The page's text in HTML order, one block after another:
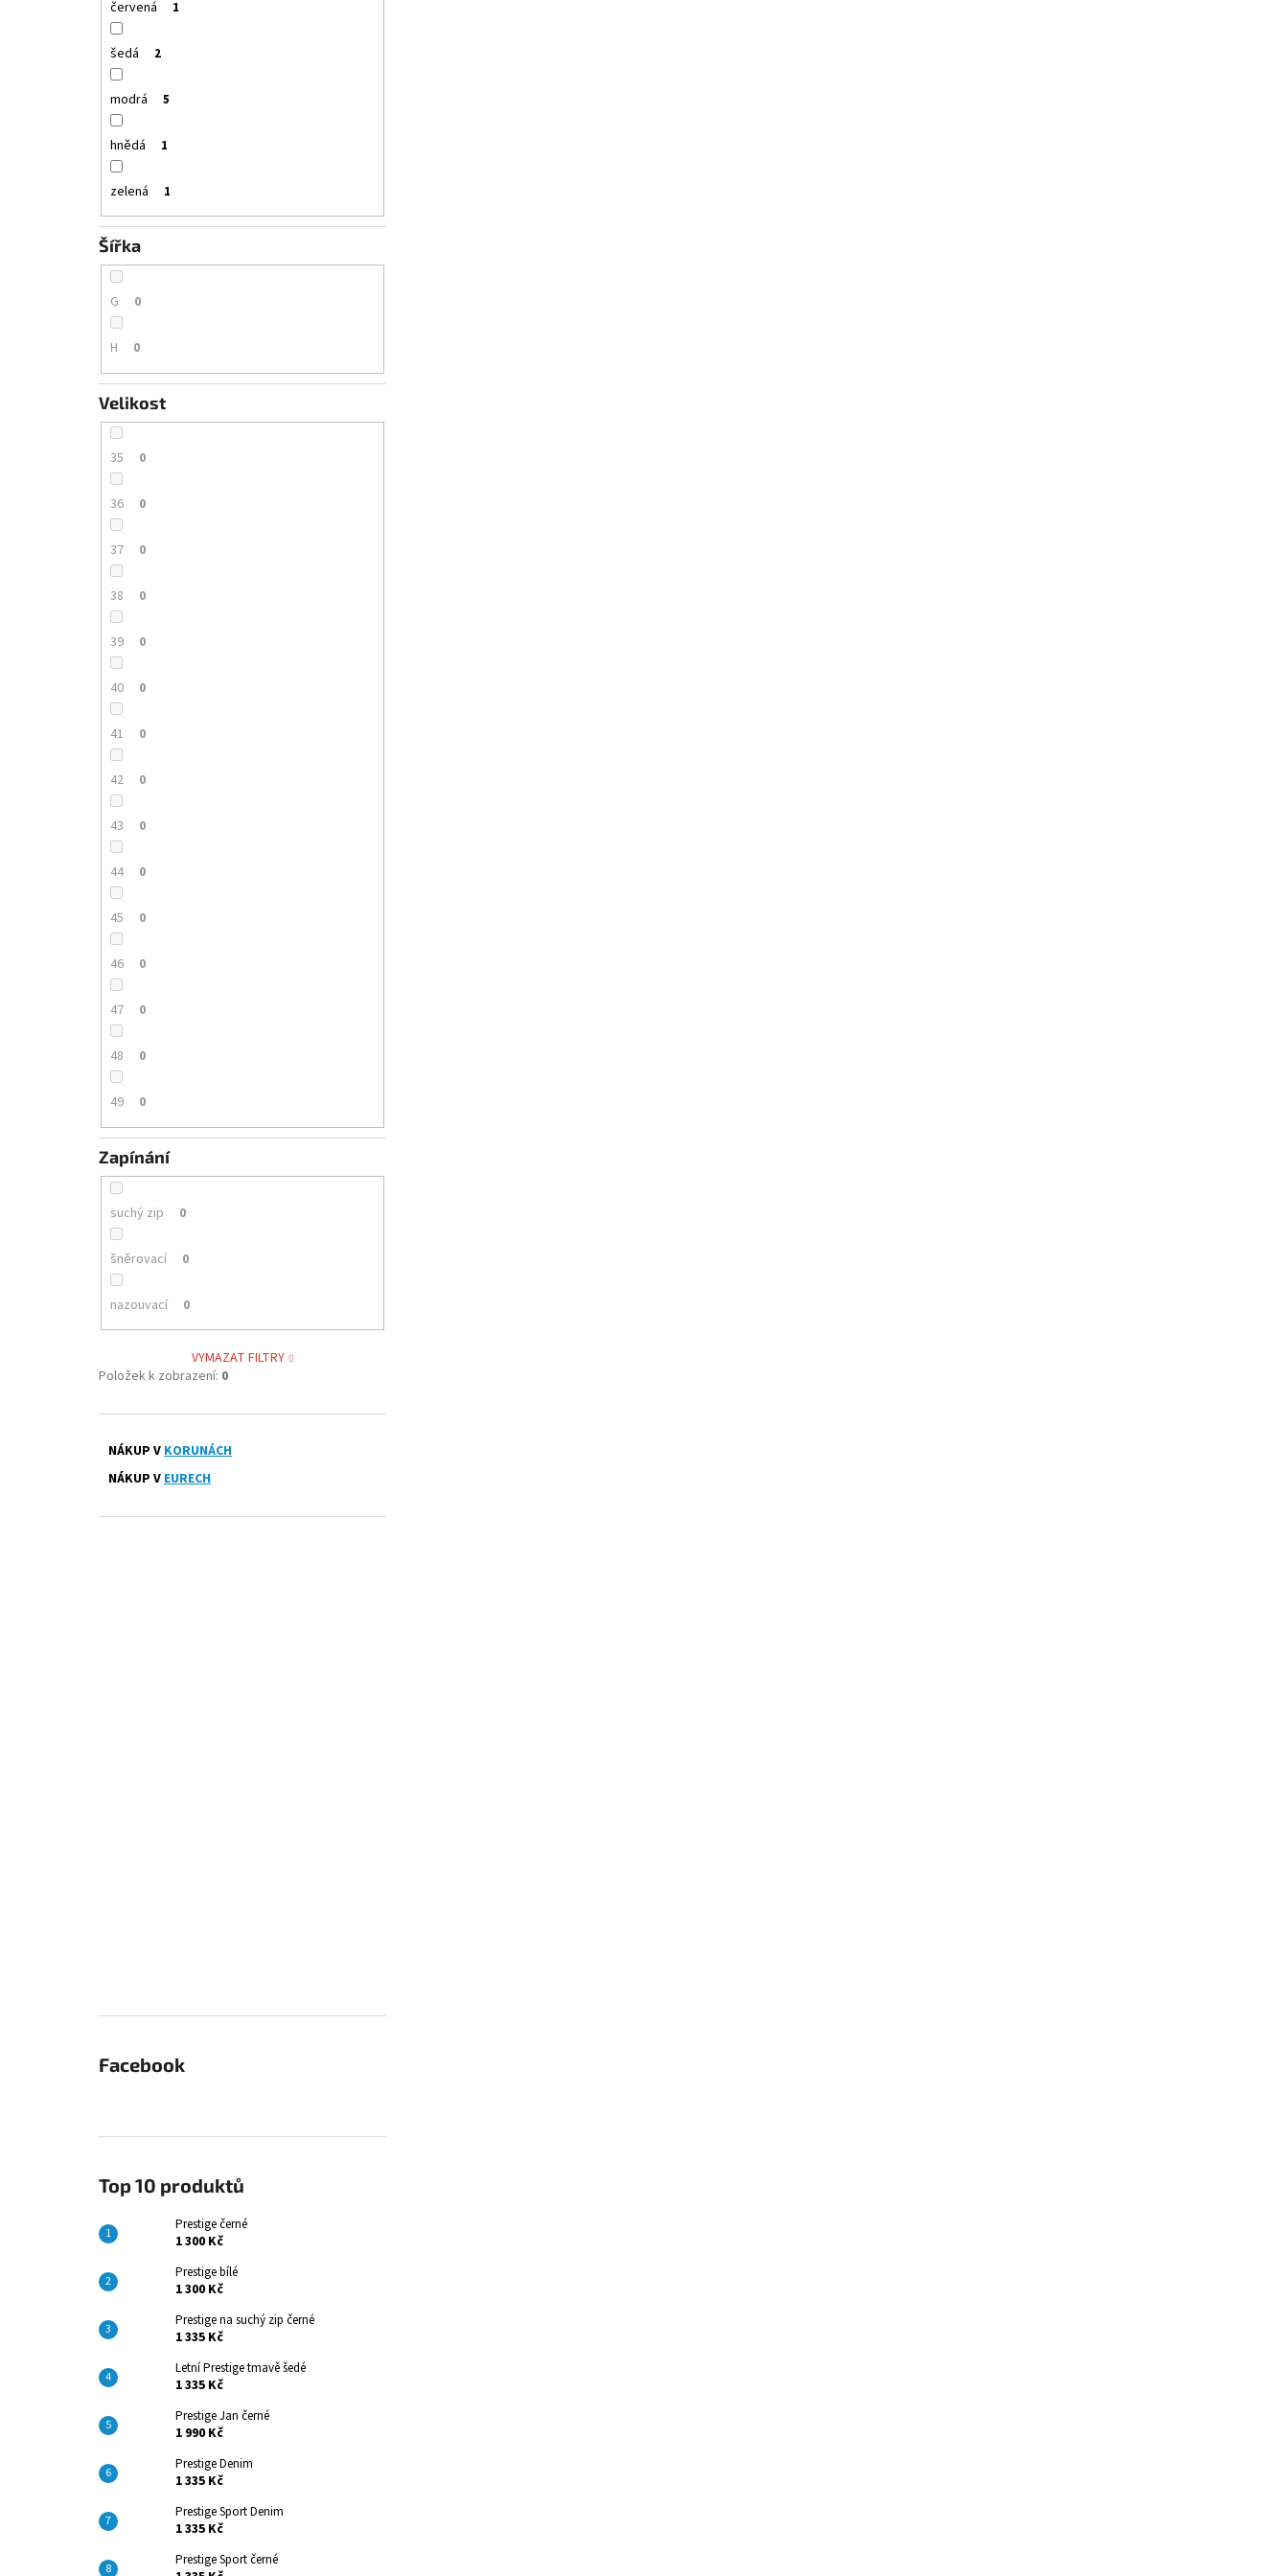
červená 1
šedá 2
modrá 5
hnědá 1
zelená 1
Šířka
G 0
H 0
Velikost
35 0
36 0
37 0
38 0
39 0
40 0
41 0
42 0
43 0
44 0
45 0
46 0
47 0
48 0
49 0
Zapínání
suchý zip 0
šněrovací 0
nazouvací 0
VYMAZAT FILTRY
Položek k zobrazení: 0
NÁKUP VKORUNÁCH
NÁKUP VEURECH
Facebook
Top 10 produktů
Prestige černé
1 300 Kč
Prestige bílé
1 300 Kč
Prestige na suchý zip černé
1 335 Kč
Letní Prestige tmavě šedé
1 335 Kč
Prestige Jan černé
1 990 Kč
Prestige Denim
1 335 Kč
Prestige Sport Denim
1 335 Kč
Prestige Sport černé